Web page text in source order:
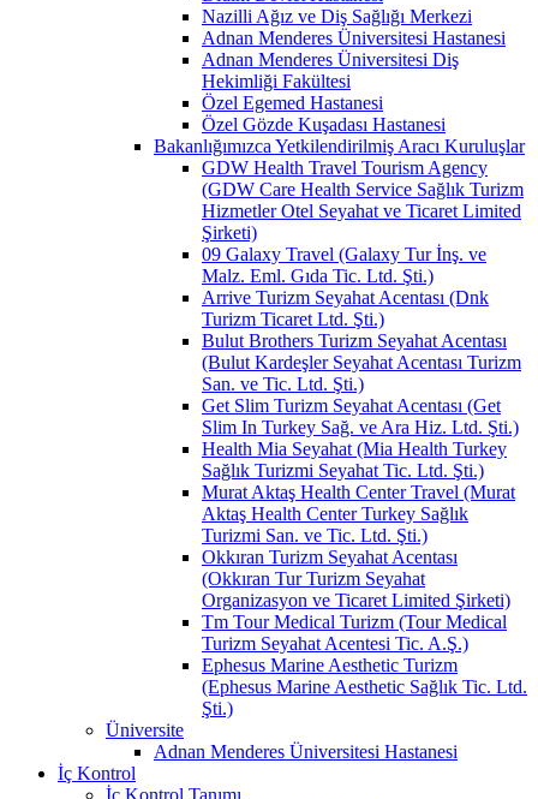
Nazilli Ağız ve Diş Sağlığı Merkezi
Adnan Menderes Üniversitesi Hastanesi
Adnan Menderes Üniversitesi Diş
Hekimliği Fakültesi
Özel Egemed Hastanesi
Özel Gözde Kuşadası Hastanesi
Bakanlığımızca Yetkilendirilmiş Aracı Kuruluşlar
GDW Health Travel Tourism Agency
(GDW Care Health Service Sağlık Turizm
Hizmetler Otel Seyahat ve Ticaret Limited
Şirketi)
09 Galaxy Travel (Galaxy Tur İnş. ve
Malz. Eml. Gıda Tic. Ltd. Şti.)
Arrive Turizm Seyahat Acentası (Dnk
Turizm Ticaret Ltd. Şti.)
Bulut Brothers Turizm Seyahat Acentası
(Bulut Kardeşler Seyahat Acentası Turizm
San. ve Tic. Ltd. Şti.)
Get Slim Turizm Seyahat Acentası (Get
Slim In Turkey Sağ. ve Ara Hiz. Ltd. Şti.)
Health Mia Seyahat (Mia Health Turkey
Sağlık Turizmi Seyahat Tic. Ltd. Şti.)
Murat Aktaş Health Center Travel (Murat
Aktaş Health Center Turkey Sağlık
Turizmi San. ve Tic. Ltd. Şti.)
Okkıran Turizm Seyahat Acentası
(Okkıran Tur Turizm Seyahat
Organizasyon ve Ticaret Limited Şirketi)
Tm Tour Medical Turizm (Tour Medical
Turizm Seyahat Acentesi Tic. A.Ş.)
Ephesus Marine Aesthetic Turizm
(Ephesus Marine Aesthetic Sağlık Tic. Ltd.
Şti.)
Üniversite
Adnan Menderes Üniversitesi Hastanesi
İç Kontrol
İç Kontrol Tanımı